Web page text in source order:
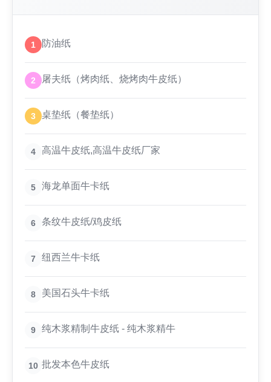
1 防油纸
2 屠夫纸（烤肉纸、烧烤肉牛皮纸）
3 桌垫纸（餐垫纸）
4 高温牛皮纸,高温牛皮纸厂家
5 海龙单面牛卡纸
6 条纹牛皮纸/鸡皮纸
7 纽西兰牛卡纸
8 美国石头牛卡纸
9 纯木浆精制牛皮纸 - 纯木浆精牛
10 批发本色牛皮纸